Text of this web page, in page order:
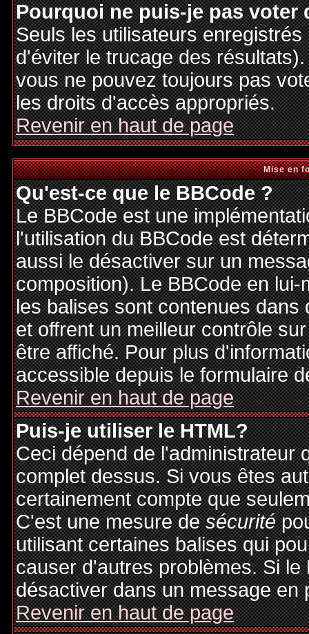
Pourquoi ne puis-je pas voter
Seuls les utilisateurs
d'éviter le trucage des
vous ne pouvez toujours pas
les droits d'accès appropriés.
Revenir en haut de page
Mise en
Qu'est-ce que le BBCode ?
Le BBCode est une
l'utilisation du BBCode est
aussi le désactiver sur un
composition). Le BBCode en
les balises sont contenues
et offrent un meilleur contrôle
être affiché. Pour plus
accessible depuis le formulaire
Revenir en haut de page
Puis-je utiliser le HTML?
Ceci dépend de l'administrateur
complet dessus. Si vous êtes
certainement compte que
C'est une mesure desécurité
utilisant certaines balises qui
causer d'autres problèmes. Si
désactiver dans un message en
Revenir en haut de page